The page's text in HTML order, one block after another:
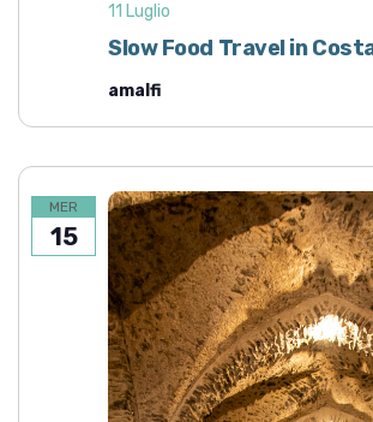
Slow Food Travel in
11 Luglio
amalfi
MER
15